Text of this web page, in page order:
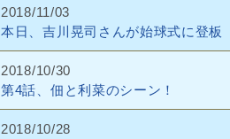
2018/11/03
本日、吉川晃司さんが始球式に登板
2018/10/30
第4話、佃と利菜のシーン！
2018/10/28